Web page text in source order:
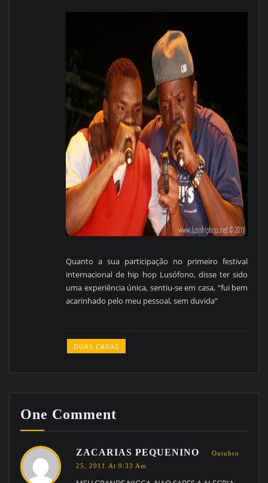
Quanto a sua participação no primeiro festival
internacional de hip hop Lusófono, disse ter sido
uma experiência única, sentiu-se em casa, “fui bem
acarinhado pelo meu pessoal, sem duvida”
DUAS CARAS
One Comment
ZACARIAS PEQUENINO
Outubro
25, 2011 At 9:33 Am